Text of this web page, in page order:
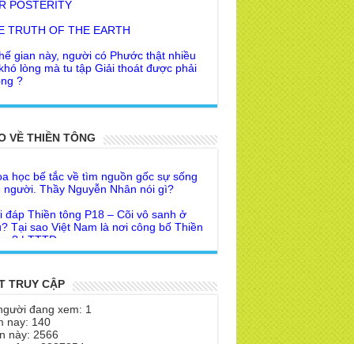
TRUTH OF THE EARTH
gian này, người có Phước thật nhiều
?
của Trưởng Ban dành cho người
ra làm sao?
Đức
Lai dạy về Lời kỉnh nguyện trước khi ăn
lập văn tự, Giáo ngoại biệt truyền
Thiền tông phải bỏ hết sao?
VỀ THIỀN TÔNG
để đức cho con?
đáp Thiền tông P18 – Cõi vô sanh ở
? | TTTD
Thiền Tông Tân Diệu góp phần giúp
dân Cuba | TTTD
Thiền Tông Tân Diệu được Đài truyền
Việt Nam VTV9 phỏng vấn trực tiếp
Thiền Tông Tân Diệu - Phóng sự
duyên giữa mùa lũ" | TTTD
TRUY CẬP
đang xem: 1
nay: 140
này: 2566